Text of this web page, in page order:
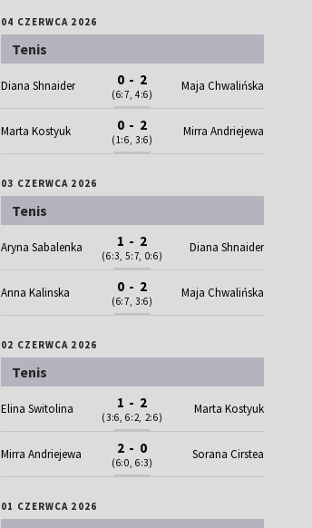
04 CZERWCA 2026
Tenis
Diana Shnaider 0 - 2
(6:7, 4:6)
Maja Chwalińska
Marta Kostyuk 0 - 2
(1:6, 3:6)
Mirra Andriejewa
03 CZERWCA 2026
Tenis
Aryna Sabalenka 1 - 2
(6:3, 5:7, 0:6)
Diana Shnaider
Anna Kalinska 0 - 2
(6:7, 3:6)
Maja Chwalińska
02 CZERWCA 2026
Tenis
Elina Switolina 1 - 2
(3:6, 6:2, 2:6)
Marta Kostyuk
Mirra Andriejewa 2 - 0
(6:0, 6:3)
Sorana Cirstea
01 CZERWCA 2026